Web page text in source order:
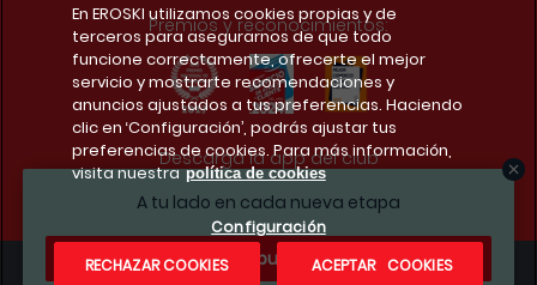
A tu lado en cada nueva etapa
¿Te apuntas?
Premios y reconocimientos:
Descarga la app del club
En EROSKI utilizamos cookies propias y de
terceros para asegurarnos de que todo
funcione correctamente, ofrecerte el mejor
servicio y mostrarte recomendaciones y
anuncios ajustados a tus preferencias. Haciendo
clic en ‘Configuración’, podrás ajustar tus
preferencias de cookies. Para más información,
visita nuestra política de cookies
Configuración
RECHAZAR COOKIES
ACEPTAR COOKIES